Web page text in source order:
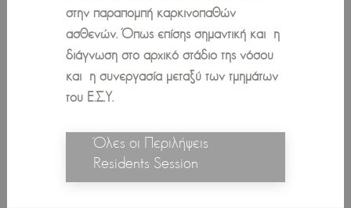
στην παραπομπή καρκινοπαθών
ασθενών. Όπως επίσης σημαντική και η
διάγνωση στο αρχικό στάδιο της νόσου
και η συνεργασία μεταξύ των τμημάτων
του Ε.Σ.Υ.
Όλες οι Περιλήψεις
Residents Session